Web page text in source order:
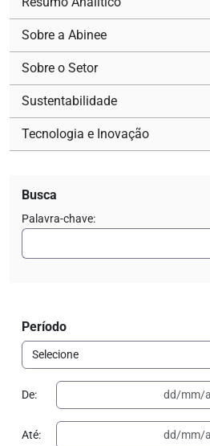
Sobre a Abinee
Sobre o Setor
Sustentabilidade
Tecnologia e Inovação
Busca
Palavra-chave:
Período
De:
Até: